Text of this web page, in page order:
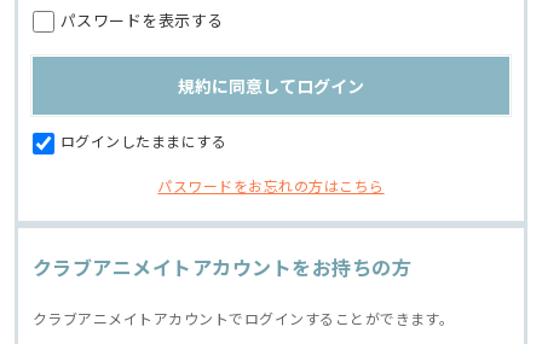
パスワードを表示する
ログインしたままにする
パスワードをお忘れの方はこちら
クラブアニメイトアカウントをお持ちの方
クラブアニメイトアカウントでログインすることができます。